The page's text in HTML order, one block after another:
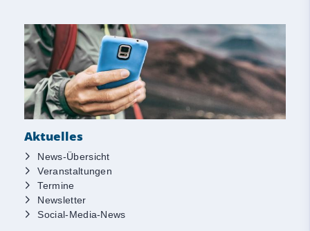
Aktuelles
News-Übersicht
Veranstaltungen
Termine
Newsletter
Social-Media-News